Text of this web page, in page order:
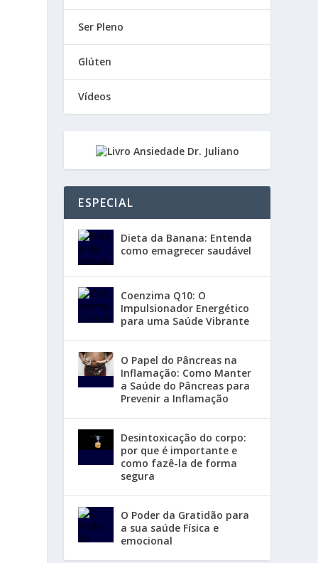
Ser Pleno
Glúten
Vídeos
ESPECIAL
Dieta da Banana: Entenda
como emagrecer saudável
Coenzima Q10: O
Impulsionador Energético
para uma Saúde Vibrante
O Papel do Pâncreas na
Inflamação: Como Manter
a Saúde do Pâncreas para
Prevenir a Inflamação
Desintoxicação do corpo:
por que é importante e
como fazê-la de forma
segura
O Poder da Gratidão para
a sua saúde Física e
emocional